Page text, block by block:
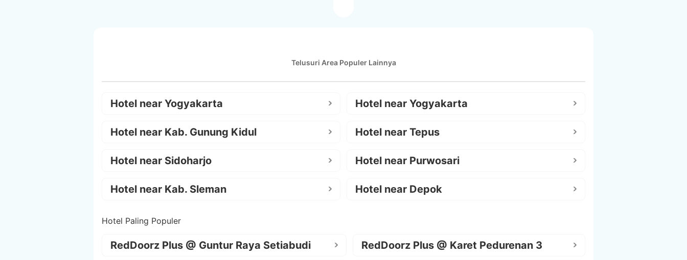
Telusuri Area Populer Lainnya
Hotel near Yogyakarta Hotel near Yogyakarta
Hotel near Kab. Gunung Kidul Hotel near Tepus
Hotel near Sidoharjo Hotel near Purwosari
Hotel near Kab. Sleman Hotel near Depok
Hotel Paling Populer
RedDoorz Plus @ Guntur Raya Setiabudi RedDoorz Plus @ Karet Pedurenan 3